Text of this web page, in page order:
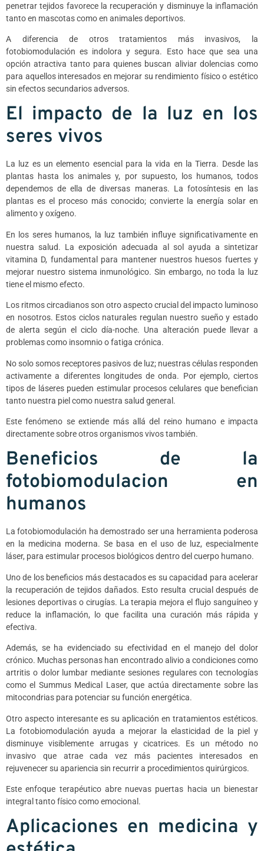
penetrar tejidos favorece la recuperación y disminuye la inflamación
tanto en mascotas como en animales deportivos.
A diferencia de otros tratamientos más invasivos, la
fotobiomodulación es indolora y segura. Esto hace que sea una
opción atractiva tanto para quienes buscan aliviar dolencias como
para aquellos interesados en mejorar su rendimiento físico o estético
sin efectos secundarios adversos.
El impacto de la luz en los
seres vivos
La luz es un elemento esencial para la vida en la Tierra. Desde las
plantas hasta los animales y, por supuesto, los humanos, todos
dependemos de ella de diversas maneras. La fotosíntesis en las
plantas es el proceso más conocido; convierte la energía solar en
alimento y oxígeno.
En los seres humanos, la luz también influye significativamente en
nuestra salud. La exposición adecuada al sol ayuda a sintetizar
vitamina D, fundamental para mantener nuestros huesos fuertes y
mejorar nuestro sistema inmunológico. Sin embargo, no toda la luz
tiene el mismo efecto.
Los ritmos circadianos son otro aspecto crucial del impacto luminoso
en nosotros. Estos ciclos naturales regulan nuestro sueño y estado
de alerta según el ciclo día-noche. Una alteración puede llevar a
problemas como insomnio o fatiga crónica.
No solo somos receptores pasivos de luz; nuestras células responden
activamente a diferentes longitudes de onda. Por ejemplo, ciertos
tipos de láseres pueden estimular procesos celulares que benefician
tanto nuestra piel como nuestra salud general.
Este fenómeno se extiende más allá del reino humano e impacta
directamente sobre otros organismos vivos también.
Beneficios de la
fotobiomodulacion en
humanos
La fotobiomodulación ha demostrado ser una herramienta poderosa
en la medicina moderna. Se basa en el uso de luz, especialmente
láser, para estimular procesos biológicos dentro del cuerpo humano.
Uno de los beneficios más destacados es su capacidad para acelerar
la recuperación de tejidos dañados. Esto resulta crucial después de
lesiones deportivas o cirugías. La terapia mejora el flujo sanguíneo y
reduce la inflamación, lo que facilita una curación más rápida y
efectiva.
Además, se ha evidenciado su efectividad en el manejo del dolor
crónico. Muchas personas han encontrado alivio a condiciones como
artritis o dolor lumbar mediante sesiones regulares con tecnologías
como el Summus Medical Laser, que actúa directamente sobre las
mitocondrias para potenciar su función energética.
Otro aspecto interesante es su aplicación en tratamientos estéticos.
La fotobiomodulación ayuda a mejorar la elasticidad de la piel y
disminuye visiblemente arrugas y cicatrices. Es un método no
invasivo que atrae cada vez más pacientes interesados en
rejuvenecer su apariencia sin recurrir a procedimientos quirúrgicos.
Este enfoque terapéutico abre nuevas puertas hacia un bienestar
integral tanto físico como emocional.
Aplicaciones en medicina y